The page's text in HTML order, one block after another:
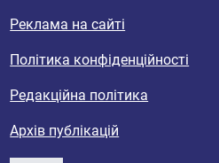
Реклама на сайті
Політика конфіденційності
Редакційна політика
Архів публікацій